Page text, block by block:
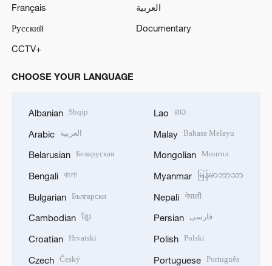
Français
العربية
Русский
Documentary
CCTV+
CHOOSE YOUR LANGUAGE
Albanian Shqip
Arabic العربية
Belarusian Беларуская
Bengali বাংলা
Bulgarian Български
Cambodian ខ្មែរ
Croatian Hrvatski
Czech Český
Lao ລາວ
Malay Bahasa Melayu
Mongolian Монгол
Myanmar မြန်မာဘာသာ
Nepali नेपाली
Persian فارسی
Polish Polski
Portuguese Português